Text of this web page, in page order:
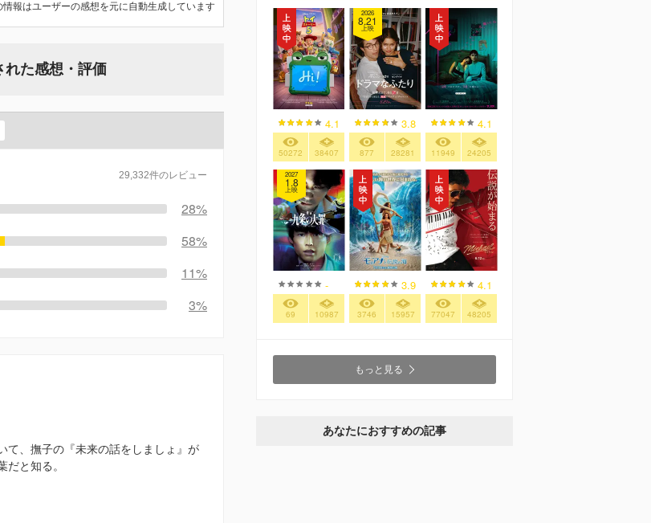
情報はユーザーの感想を元に自動生成しています
れた感想・評価
29,332件のレビュー
28%
58%
11%
3%
て、撫子の『未来の話をしましょ』が
と知る。
4.1
50272 38407
2026
8.21
上映
3.8
877 28281
4.1
11949 24205
2027
1.8
上映
-
69 10987
3.9
3746 15957
4.1
77047 48205
もっと見る
あなたにおすすめの記事